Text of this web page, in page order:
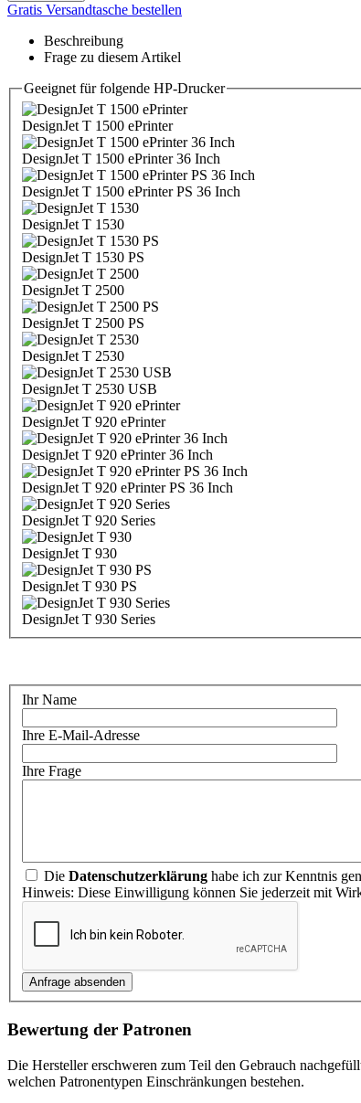
Gratis Versandtasche bestellen
Beschreibung
Frage zu diesem Artikel
Geeignet für folgende HP-Drucker
DesignJet T 1500 ePrinter
DesignJet T 1500 ePrinter 36 Inch
DesignJet T 1500 ePrinter PS 36 Inch
DesignJet T 1530
DesignJet T 1530 PS
DesignJet T 2500
DesignJet T 2500 PS
DesignJet T 2530
DesignJet T 2530 USB
DesignJet T 920 ePrinter
DesignJet T 920 ePrinter 36 Inch
DesignJet T 920 ePrinter PS 36 Inch
DesignJet T 920 Series
DesignJet T 930
DesignJet T 930 PS
DesignJet T 930 Series
Ihr Name
Ihre E-Mail-Adresse
Ihre Frage
Die Datenschutzerklärung habe ich zur Kenntnis
Hinweis: Diese Einwilligung können Sie jederzeit mit
Bewertung der Patronen
Die Hersteller erschweren zum Teil den Gebrauch
welchen Patronentypen Einschränkungen bestehen.